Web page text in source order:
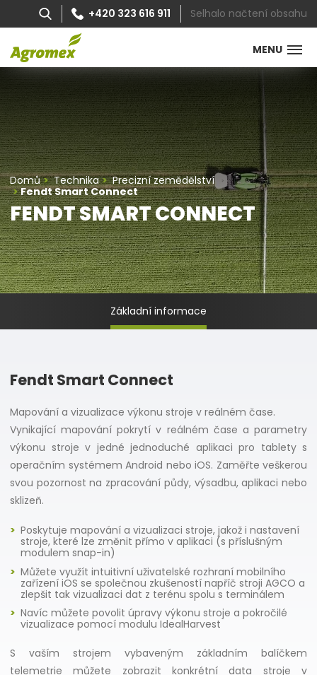
MENU
+420 323 616 911 Selhalo načtení obsahu
Domů Technika
Precizní zemědělství
Fendt Smart Connect
FENDT SMART CONNECT
Základní informace
Fendt Smart Connect
Mapování a vizualizace výkonu stroje v reálném čase.
Vynikající mapování pokrytí v reálném čase a parametry
výkonu stroje v jedné jednoduché aplikaci pro tablety s
operačním systémem Android nebo iOS. Zaměřte veškerou
svou pozornost na zpracování půdy, výsadbu, aplikaci nebo
sklizeň.
Poskytuje mapování a vizualizaci stroje, jakož i nastavení
stroje, které lze změnit přímo v aplikaci (s příslušným
modulem snap-in)
Můžete využít intuitivní uživatelské rozhraní mobilního
zařízení iOS se společnou zkušeností napříč stroji AGCO a
zlepšit tak vizualizaci dat z terénu spolu s terminálem
Navíc můžete povolit úpravy výkonu stroje a pokročilé
vizualizace pomocí modulu IdealHarvest
S vaším strojem vybaveným základním balíčkem
telemetrie můžete zobrazit konkrétní data stroje v